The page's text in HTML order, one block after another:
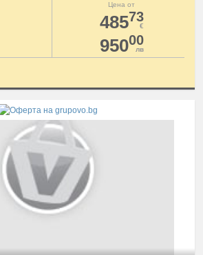
Цена от
48573
€
95000
лв